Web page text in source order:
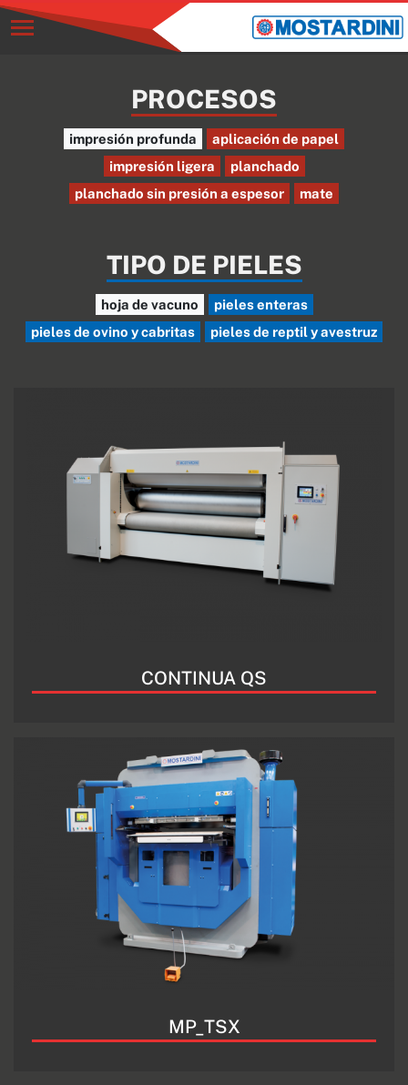
PROCESOS
impresión profunda
aplicación de papel
impresión ligera
planchado
planchado sin presión a espesor
mate
TIPO DE PIELES
hoja de vacuno
pieles enteras
pieles de ovino y cabritas
pieles de reptil y avestruz
CONTINUA QS
MP_TSX